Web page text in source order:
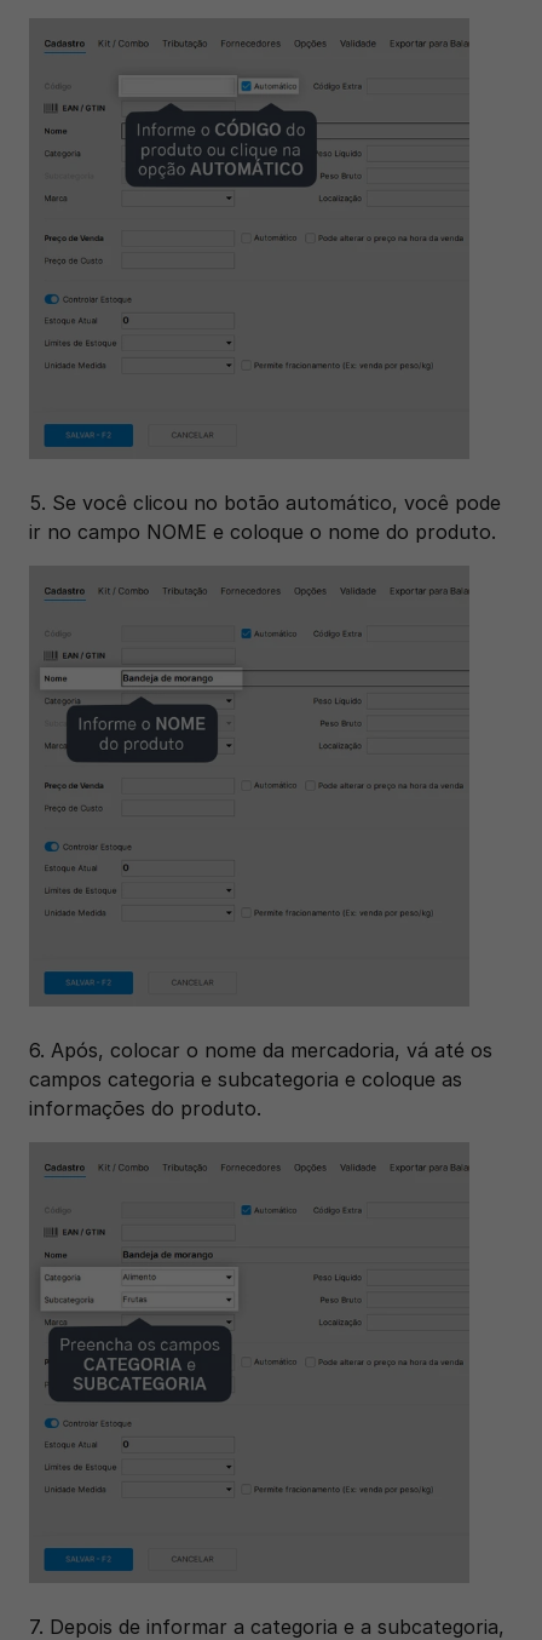
5. Se você clicou no botão automático, você pode
ir no campo NOME e coloque o nome do produto.
6. Após, colocar o nome da mercadoria, vá até os
campos categoria e subcategoria e coloque as
informações do produto.
7. Depois de informar a categoria e a subcategoria,